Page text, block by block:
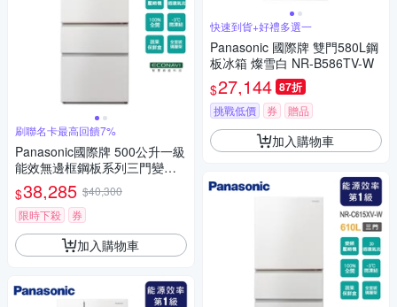
刷聯名卡最高回饋7%
Panasonic國際牌 500公升一級
能效無邊框鋼板系列三門變頻
電冰箱NR-C505XV-W~含拆箱
定位
$38,285 $40,300
限時下殺
券
加入購物車
快速到貨+好禮多選一
Panasonic 國際牌 雙門580L鋼
板冰箱 燦雪白 NR-B586TV-W
$27,144 87折
挑戰低價 券 贈品
加入購物車